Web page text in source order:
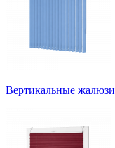
Вертикальные жалюзи